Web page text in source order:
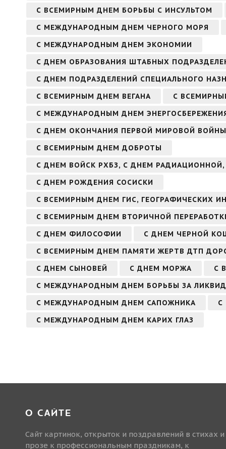
С ВСЕМИРНЫМ ДНЕМ БОРЬБЫ С ИНСУЛЬТОМ
С МЕЖДУНАРОДНЫМ ДНЕМ ЧЕРНОГО МОРЯ
С МЕЖДУНАРОДНЫМ ДНЕМ ЭКОНОМИИ
С ДНЕМ ОБРАЗОВАНИЯ ШТАБНЫХ
С ДНЕМ ПОДРАЗДЕЛЕНИЙ СПЕЦИАЛЬНОГО
С ВСЕМИРНЫМ ДНЕМ ВЕГАНА
С
С МЕЖДУНАРОДНЫМ ДНЕМ
С ДНЕМ ОКОНЧАНИЯ ПЕРВОЙ МИРОВОЙ ВОЙНЫ
С ВСЕМИРНЫМ ДНЕМ ДОБРОТЫ
С ДНЕМ ВОЙСК РХБЗ, С ДНЕМ
С ДНЕМ РОЖДЕНИЯ СОСИСКИ
С ВСЕМИРНЫМ ДНЕМ ГИС, ГЕОГРАФИЧЕСКИХ
С ВСЕМИРНЫМ ДНЕМ ВТОРИЧНОЙ
С ДНЕМ ФИЛОСОФИИ
С ДНЕМ ЧЕРНОЙ
С ВСЕМИРНЫМ ДНЕМ ПАМЯТИ ЖЕРТВ ДТП
С ДНЕМ СЫНОВЕЙ
С ДНЕМ МОРЖА
С
С МЕЖДУНАРОДНЫМ ДНЕМ БОРЬБЫ ЗА
С МЕЖДУНАРОДНЫМ ДНЕМ САПОЖНИКА
С
С МЕЖДУНАРОДНЫМ ДНЕМ КАРИХ ГЛАЗ
О САЙТЕ
Сайт картинок, открыток и поздравлений в стихах и
прозе к профессиональным праздникам, к